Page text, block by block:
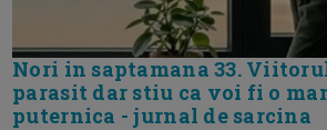
Nori in saptamana 33.
parasit dar stiu ca voi fi o
puternica - jurnal de sarcina